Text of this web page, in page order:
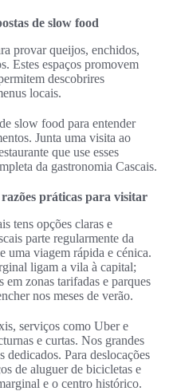
de slow food
provar queijos, enchidos,
Estes espaços promovem
descobrires
locais.
slow food para entender
Junta uma visita ao
que use esses
da gastronomia Cascais.
práticas para visitar
tens opções claras e
parte regularmente da
uma viagem rápida e cénica.
ligam a vila à capital;
em zonas tarifadas e parques
nos meses de verão.
serviços como Uber e
e curtas. Nos grandes
dedicados. Para deslocações
de aluguer de bicicletas e
e o centro histórico.